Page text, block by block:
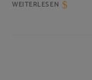
WEITERLESEN